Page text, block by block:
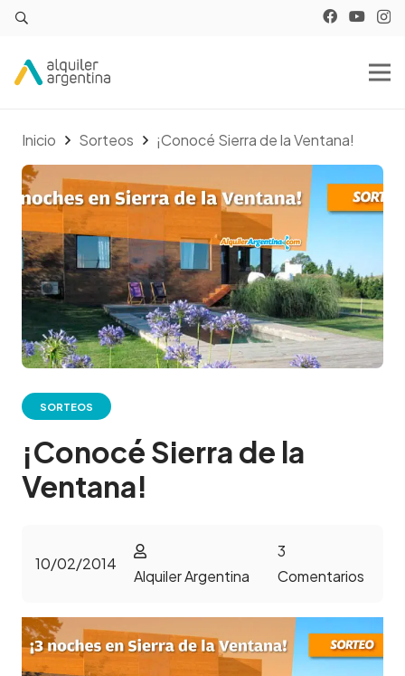
Inicio Sorteos ¡Conocé Sierra de la Ventana!
SORTEOS
¡Conocé Sierra de la
Ventana!
10/02/2014
Alquiler Argentina
3
Comentarios